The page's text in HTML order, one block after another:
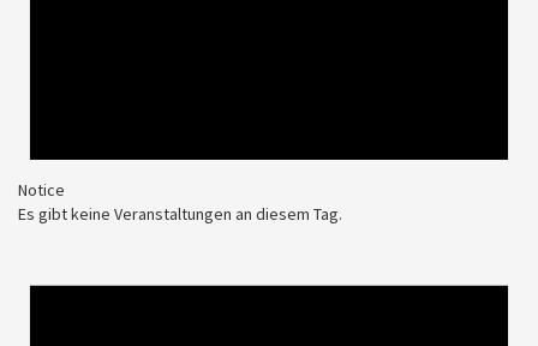
Notice
Es gibt keine Veranstaltungen an diesem Tag.